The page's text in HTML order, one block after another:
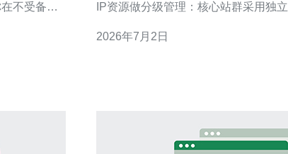
不受备案
有更加自
IP资源做分级管理：核心站群采用独
性、隔离性、成本”三大原则，优先保
2026年7月2日